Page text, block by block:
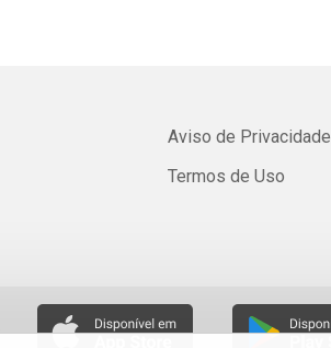
Aviso de Privacidade
Termos de Uso